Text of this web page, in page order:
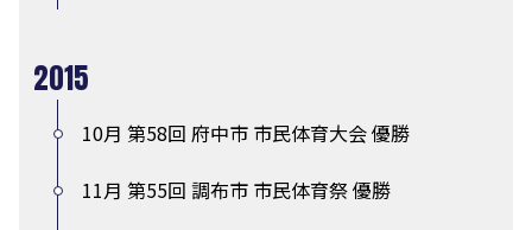
2015
10月 第58回 府中市 市民体育大会 優勝
11月 第55回 調布市 市民体育祭 優勝